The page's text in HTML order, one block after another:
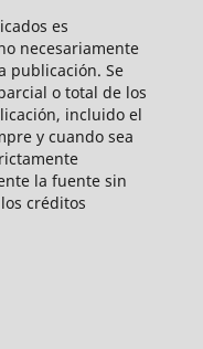
es
necesariamente
publicación. Se
o total de los
incluido el
y cuando sea
la fuente sin
créditos